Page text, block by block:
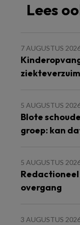
Lees
7 AUGUSTUS
5 AUGUSTUS
Blote
groep: kan
5 AUGUSTUS
overgang
3 AUGUSTUS